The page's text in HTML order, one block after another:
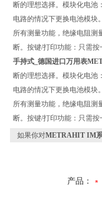
断的理想选择。模块化电池
电路的情况下更换电池模块
所有测量功能，绝缘电阻测
断。按键/打印功能：只需
手持式_德国进口万用表
断的理想选择。模块化电池
电路的情况下更换电池模块
所有测量功能，绝缘电阻测
断。按键/打印功能：只需
如果你对METRAHIT IM
产品：